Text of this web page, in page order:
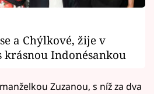
a Chýlkové, žije v
krásnou Indonésankou
Zuzanou, s níž za dva